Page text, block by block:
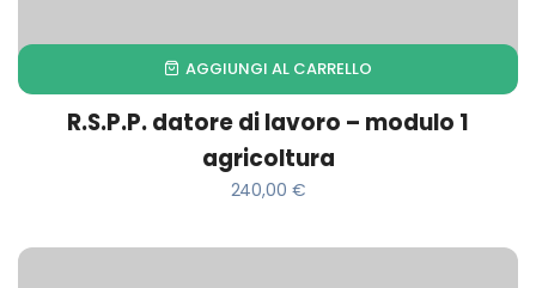
AGGIUNGI AL CARRELLO
R.S.P.P. datore di lavoro – modulo 1
agricoltura
240,00 €